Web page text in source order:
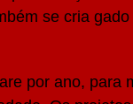
se cria
por ano, para